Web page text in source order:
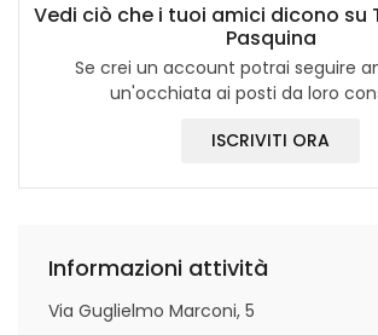
Vedi ciò che i tuoi amici dicono su
Pasquina
Se crei un account potrai seguire
un'occhiata ai posti da loro
ISCRIVITI ORA
Informazioni attività
Via Guglielmo Marconi, 5